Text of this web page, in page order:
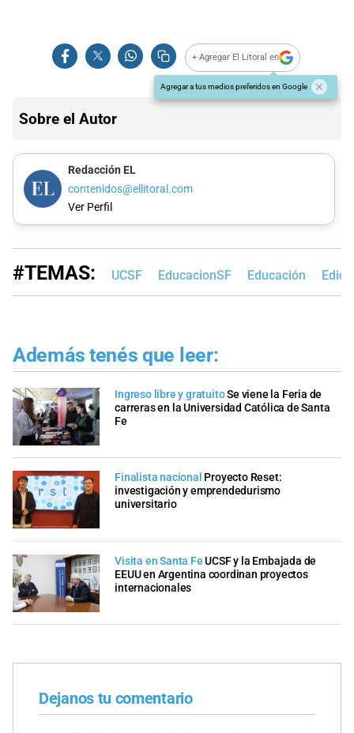
+ Agregar El Litoral en
Agregar a tus medios preferidos en Google
Sobre el Autor
Redacción EL
contenidos@ellitoral.com
Ver Perfil
#TEMAS: UCSF EducacionSF Educación
Además tenés que leer:
Ingreso libre y gratuitoSe viene la Feria de
carreras en la Universidad Católica de Santa
Fe
Finalista nacional Proyecto Reset:
investigación y emprendedurismo
universitario
Visita en Santa Fe UCSF y la Embajada de
EEUU en Argentina coordinan proyectos
internacionales
Dejanos tu comentario